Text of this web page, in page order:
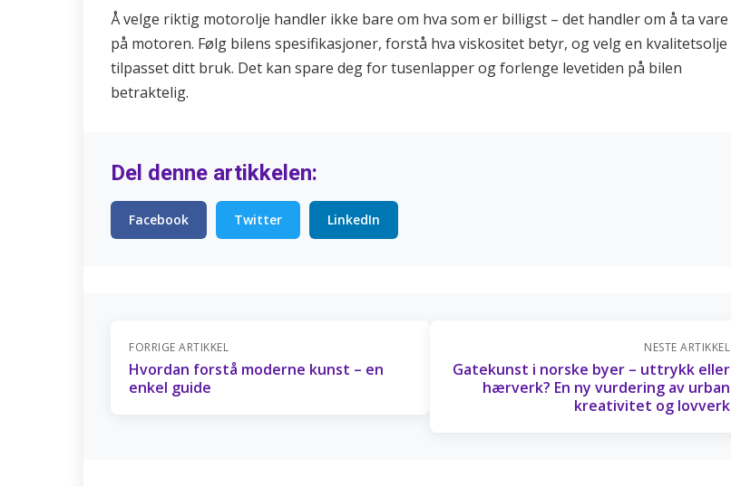
Å velge riktig motorolje handler ikke bare om hva som er billigst – det handler om å ta vare
på motoren. Følg bilens spesifikasjoner, forstå hva viskositet betyr, og velg en kvalitetsolje
tilpasset ditt bruk. Det kan spare deg for tusenlapper og forlenge levetiden på bilen
betraktelig.
Del denne artikkelen:
Facebook Twitter LinkedIn
FORRIGE ARTIKKEL
Hvordan forstå moderne kunst – en
enkel guide
NESTE ARTIKKEL
Gatekunst i norske byer – uttrykk eller
hærverk? En ny vurdering av urban
kreativitet og lovverk